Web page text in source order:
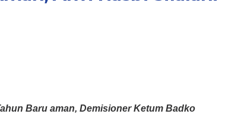
Baru aman, Demisioner Ketum Badko